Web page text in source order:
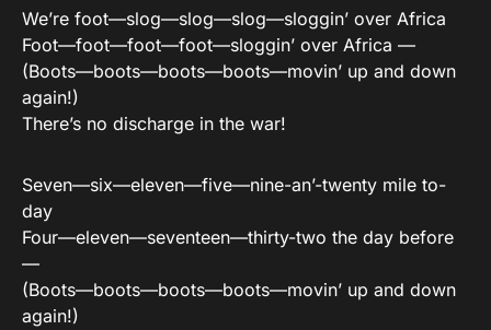
We’re foot—slog—slog—slog—sloggin’ over Africa
Foot—foot—foot—foot—sloggin’ over Africa —
(Boots—boots—boots—boots—movin’ up and down
again!)
There’s no discharge in the war!
Seven—six—eleven—five—nine-an’-twenty mile to-
day
Four—eleven—seventeen—thirty-two the day before
—
(Boots—boots—boots—boots—movin’ up and down
again!)